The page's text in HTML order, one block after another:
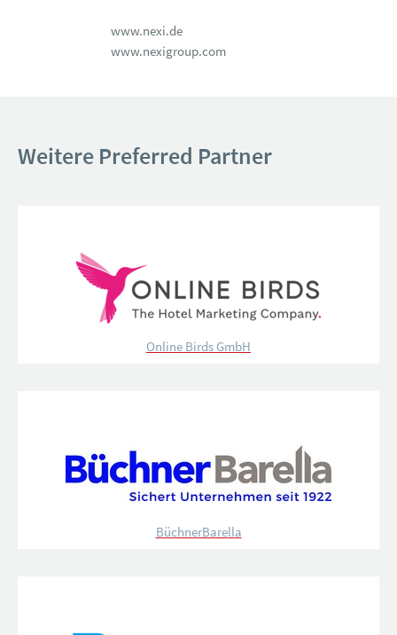
www.nexi.de
www.nexigroup.com
Weitere Preferred Partner
Online Birds GmbH
BüchnerBarella